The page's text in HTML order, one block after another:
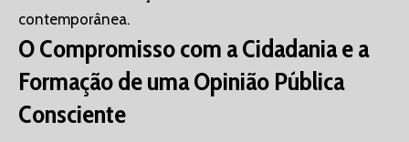
contemporânea.
O Compromisso com a Cidadania e a
Formação de uma Opinião Pública
Consciente